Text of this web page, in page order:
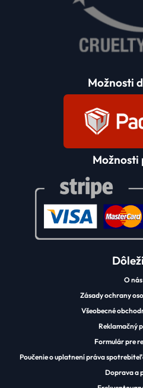
O nás
Zásady ochrany
Všeobecné
Reklamačný
Formulár pre
Poučenie o uplatnení práva
Doprava a
Možnosti
Možnosti